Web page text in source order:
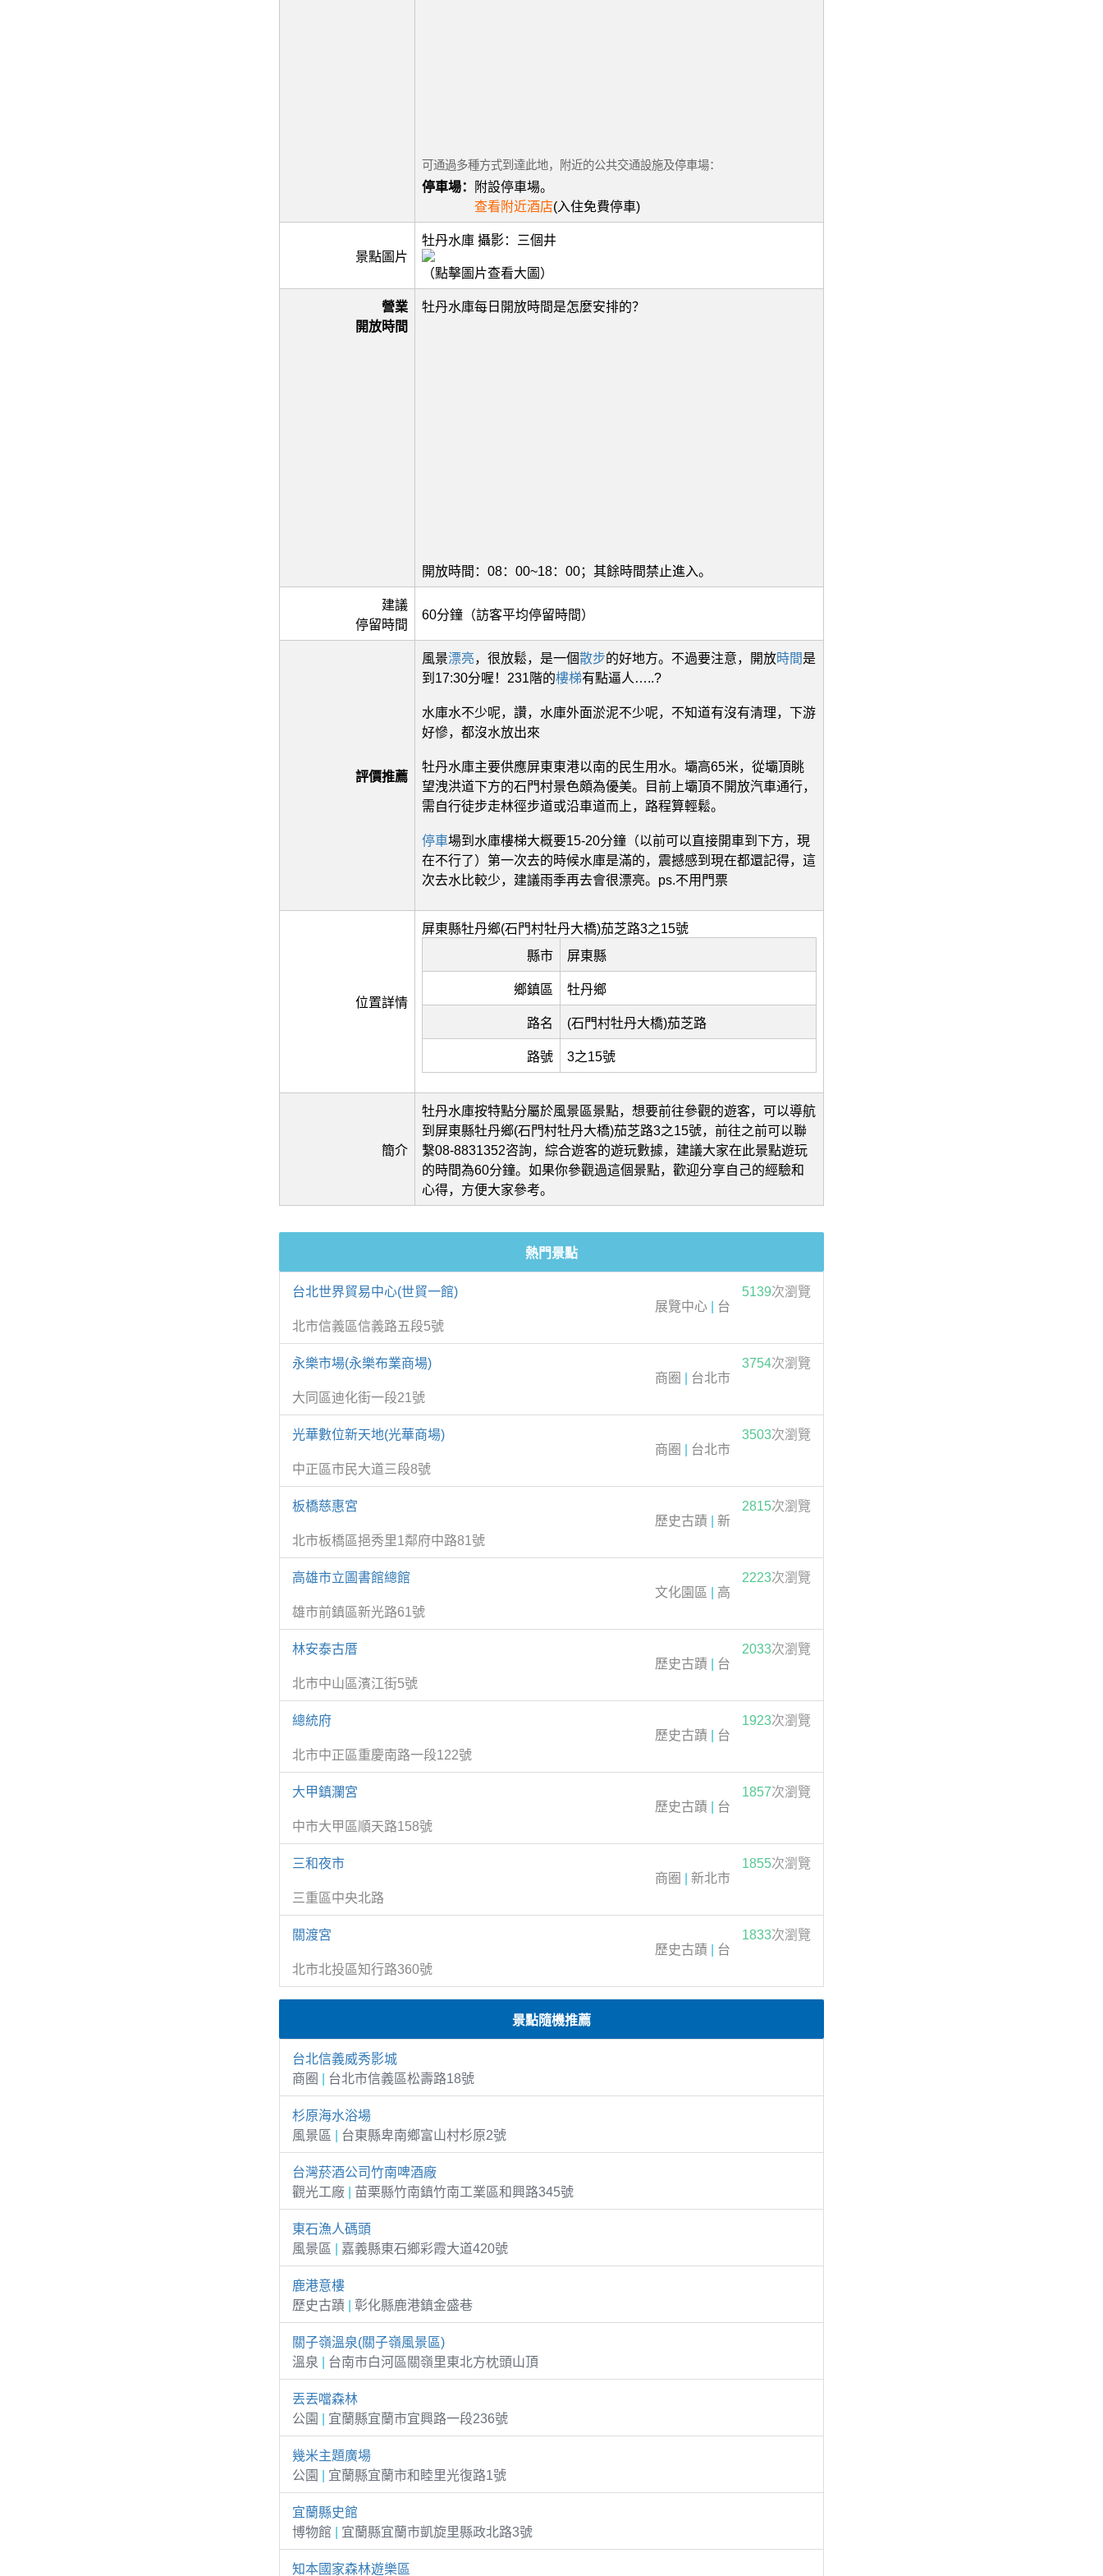
可通過多種方式到達此地，附近的公共交通設施及停車場：
停車場：
附設停車場。
查看附近酒店(入住免費停車)
景點圖片
牡丹水庫 攝影：三個井
（點擊圖片查看大圖）
營業
開放時間
牡丹水庫每日開放時間是怎麼安排的？
開放時間：08：00~18：00；其餘時間禁止進入。
建議
停留時間
60分鐘（訪客平均停留時間）
評價推薦
風景漂亮，很放鬆，是一個散步的好地方。不過要注意，開放時間是
到17:30分喔！231階的樓梯有點逼人…..?
水庫水不少呢，讚，水庫外面淤泥不少呢，不知道有沒有清理，下游
好慘，都沒水放出來
牡丹水庫主要供應屏東東港以南的民生用水。壩高65米，從壩頂眺
望洩洪道下方的石門村景色頗為優美。目前上壩頂不開放汽車通行，
需自行徒步走林徑步道或沿車道而上，路程算輕鬆。
停車場到水庫樓梯大概要15-20分鐘（以前可以直接開車到下方，現
在不行了）第一次去的時候水庫是滿的，震撼感到現在都還記得，這
次去水比較少，建議雨季再去會很漂亮。ps.不用門票
位置詳情
屏東縣牡丹鄉(石門村牡丹大橋)茄芝路‎3之15號
縣市
屏東縣
鄉鎮區 牡丹鄉
路名 (石門村牡丹大橋)茄芝路
路號 ‎3之15號
簡介
牡丹水庫按特點分屬於風景區景點，想要前往參觀的遊客，可以導航
到屏東縣牡丹鄉(石門村牡丹大橋)茄芝路‎3之15號，前往之前可以聯
繫08-8831352咨詢，綜合遊客的遊玩數據，建議大家在此景點遊玩
的時間為60分鐘。如果你參觀過這個景點，歡迎分享自己的經驗和
心得，方便大家參考。
熱門景點
台北世界貿易中心(世貿一館) 5139次瀏覽
展覽中心
台
北市信義區信義路五段5號
永樂市場(永樂布業商場) 3754次瀏覽
商圈
台北市
大同區迪化街一段21號
光華數位新天地(光華商場) 3503次瀏覽
商圈
台北市
中正區市民大道三段8號
板橋慈惠宮 2815次瀏覽
歷史古蹟
新
北市板橋區挹秀里1鄰府中路81號
高雄市立圖書館總館 2223次瀏覽
文化園區
高
雄市前鎮區新光路61號
林安泰古厝 2033次瀏覽
歷史古蹟
台
北市中山區濱江街5號
總統府 1923次瀏覽
歷史古蹟
台
北市中正區重慶南路一段122號
大甲鎮瀾宮 1857次瀏覽
歷史古蹟
台
中市大甲區順天路158號
三和夜市 1855次瀏覽
商圈
新北市
三重區中央北路
關渡宮 1833次瀏覽
歷史古蹟
台
北市北投區知行路360號
景點隨機推薦
台北信義威秀影城
商圈
台北市信義區松壽路18號
杉原海水浴場
風景區
台東縣卑南鄉富山村杉原2號
台灣菸酒公司竹南啤酒廠
觀光工廠
苗栗縣竹南鎮竹南工業區和興路345號
東石漁人碼頭
風景區
嘉義縣東石鄉彩霞大道420號
鹿港意樓
歷史古蹟
彰化縣鹿港鎮金盛巷
關子嶺溫泉(關子嶺風景區)
溫泉
台南市白河區關嶺里東北方枕頭山頂
丟丟噹森林
公園
宜蘭縣宜蘭市宜興路一段236號
幾米主題廣場
公園
宜蘭縣宜蘭市和睦里光復路1號
宜蘭縣史館
博物館
宜蘭縣宜蘭市凱旋里縣政北路3號
知本國家森林遊樂區